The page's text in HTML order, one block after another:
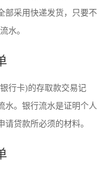
部采用快递发货，只要不
水。
行卡)的存取款交易记
水。银行流水是证明个人
贷款所必须的材料。